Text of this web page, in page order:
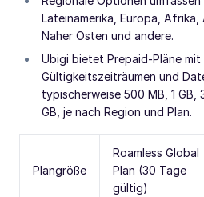
Lateinamerika, Europa, Afrika,
Naher Osten und andere.
Ubigi bietet Prepaid-Pläne
Gültigkeitszeiträumen und
typischerweise 500 MB, 1 GB,
GB, je nach Region und Plan.
Plangröße
Roamless Global
Plan (30 Tage
gültig)